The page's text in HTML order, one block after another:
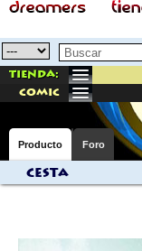
Tienda:
comic
Producto Foro
Cesta